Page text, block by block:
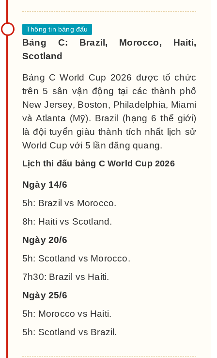
Bảng C: Brazil, Morocco, Haiti,
Scotland
Bảng C World Cup 2026 được tổ chức
trên 5 sân vận động tại các thành phố
New Jersey, Boston, Philadelphia, Miami
và Atlanta (Mỹ). Brazil (hạng 6 thế giới)
là đội tuyển giàu thành tích nhất lịch sử
World Cup với 5 lần đăng quang.
Lịch thi đấu bảng C World Cup 2026
Ngày 14/6
5h: Brazil vs Morocco.
8h: Haiti vs Scotland.
Ngày 20/6
5h: Scotland vs Morocco.
7h30: Brazil vs Haiti.
Ngày 25/6
5h: Morocco vs Haiti.
5h: Scotland vs Brazil.